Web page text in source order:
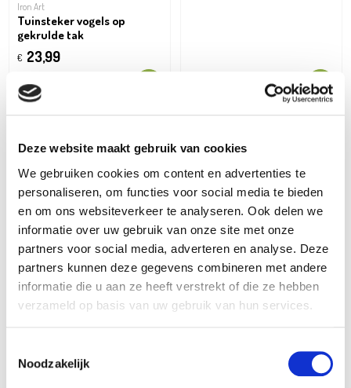
Deze website maakt gebruik van cookies
We gebruiken cookies om content en advertenties te
personaliseren, om functies voor social media te bieden
en om ons websiteverkeer te analyseren. Ook delen we
informatie over uw gebruik van onze site met onze
partners voor social media, adverteren en analyse. Deze
partners kunnen deze gegevens combineren met andere
informatie die u aan ze heeft verstrekt of die ze hebben
verzameld op basis van uw gebruik van hun services.
Noodzakelijk
Iron Art
Tuinsteker vogels op
gekrulde tak
€ 23,99
Conifeer in pot Tuinsteker Welcome